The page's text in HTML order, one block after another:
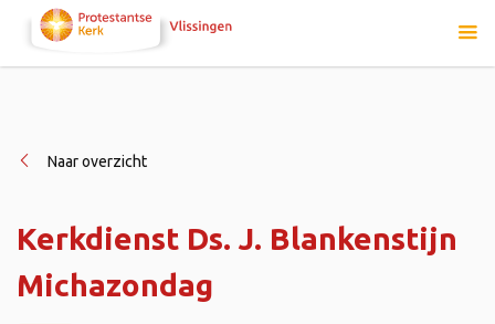
Naar overzicht
Kerkdienst Ds. J. Blankenstijn
Michazondag